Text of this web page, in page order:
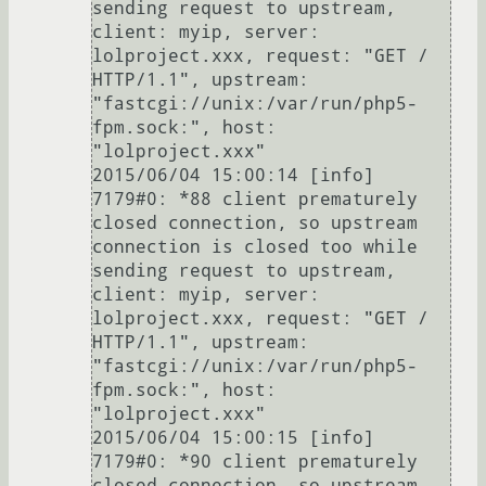
sending request to upstream,
client: myip, server:
lolproject.xxx, request: "GET /
HTTP/1.1", upstream:
"fastcgi://unix:/var/run/php5-
fpm.sock:", host:
"lolproject.xxx"
2015/06/04 15:00:14 [info]
7179#0: *88 client prematurely
closed connection, so upstream
connection is closed too while
sending request to upstream,
client: myip, server:
lolproject.xxx, request: "GET /
HTTP/1.1", upstream:
"fastcgi://unix:/var/run/php5-
fpm.sock:", host:
"lolproject.xxx"
2015/06/04 15:00:15 [info]
7179#0: *90 client prematurely